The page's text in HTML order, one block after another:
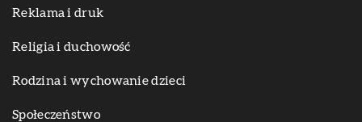
Reklama i druk
Religia i duchowość
Rodzina i wychowanie dzieci
Społeczeństwo